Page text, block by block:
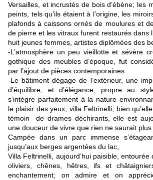
Versailles, et incrustés de bois d’ébène; les
peints, tels qu’ils étaient à l’origine, les
plafonds à caissons ornés de moulures et
de pierre et les vitraux furent restaurés dans
huit jeunes femmes, artistes diplômées des
-L’atmosphère un peu vieillotte et sévère
gothique des meubles d’époque, fut
par l’ajout de pièces contemporaines.
-Le bâtiment dégage de l’extérieur, une
d’équilibre, et d’élégance, propre au
s’intègre parfaitement à la nature
le plaisir des yeux, villa Feltrinelli; bien
témoin de drames déchirants, elle est
une douceur de vivre que rien ne saurait plus
Campée dans un parc immense
jusqu’aux berges argentées du lac,
Villa Feltrinelli, aujourd’hui paisible, entourée
oliviers, chênes, hêtres, ifs et
enchantement; on admire et on